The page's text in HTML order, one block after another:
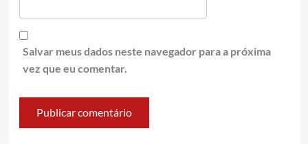
Salvar meus dados neste navegador para a próxima
vez que eu comentar.